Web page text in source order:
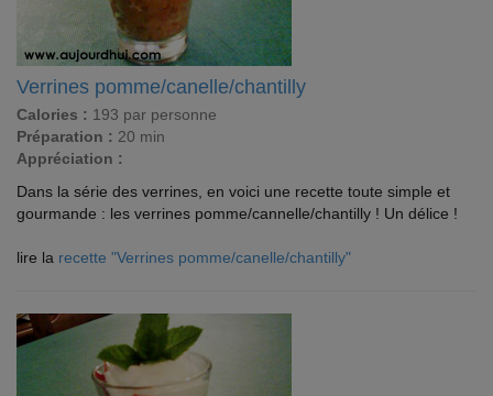
Verrines pomme/canelle/chantilly
Calories : 193 par personne
Préparation : 20 min
Appréciation :
Dans la série des verrines, en voici une recette toute simple et
gourmande : les verrines pomme/cannelle/chantilly ! Un délice !
lire la recette "Verrines pomme/canelle/chantilly"